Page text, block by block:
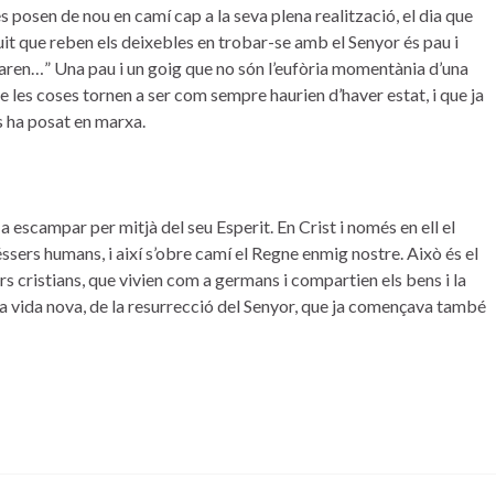
de nou en camí cap a la seva plena realització, el dia que
que reben els deixebles en trobar-se amb el Senyor és pau i
Una pau i un goig que no són l’eufòria momentània d’una
coses tornen a ser com sempre haurien d’haver estat, i que ja
posat en marxa.
escampar per mitjà del seu Esperit. En Crist i només en ell el
humans, i així s’obre camí el Regne enmig nostre. Això és el
cristians, que vivien com a germans i compartien els bens i la
nova, de la resurrecció del Senyor, que ja començava també